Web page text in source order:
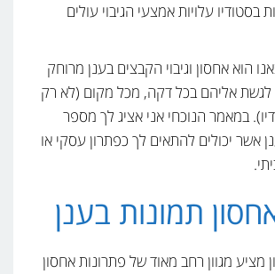
בסטודיו עלויות אמצעי הגיבוי עולים
הוא אחסון וגיבוי הקבצים בענן מרוחק
אליהם בכל דקה, מכל מקום (לא רק
במאמר הנוכחי אני אציג לך מספר
אשר יכולים להתאים לך כפתרון עסקי או
תמונות בענן
מציע מגוון רחב מאוד של פתרונות אחסון